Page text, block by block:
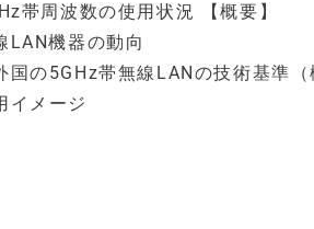
帯周波数の使用状況 【概要】
LAN機器の動向
国の5GHz帯無線LANの技術基準（
イメージ